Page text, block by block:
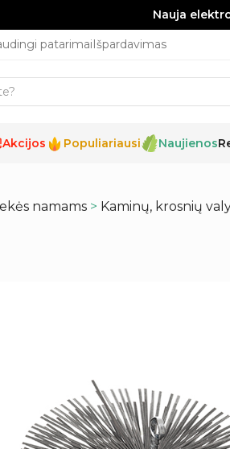
Nauja
patarimaiIšpardavimas
Akcijos Populiariausi Naujienos
namams > Kaminų, krosnių